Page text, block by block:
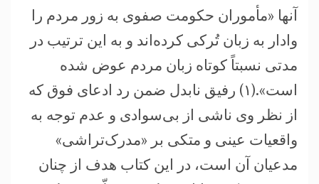
آنها «مأموران حکومت صفوی به زور مردم را
وادار به زبان تُرکی کرده‌اند و به این ترتیب در
مدتی نسبتاً کوتاه زبان مردم عوض شده
است».(۱) رفیق نابدل ضمن رد ادعای فوق که
از نظر وی ناشی از بی‌سوادی و عدم توجه به
واقعیات عینی و متکی بر «مدرک‌تراشی»
مدعیان آن است، در این کتاب هدف از چنان